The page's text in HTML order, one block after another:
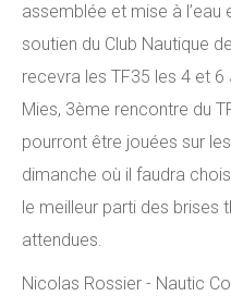
assemblée et mise à
soutien du Club Nautique
recevra les TF35 les 4 et 6
Mies, 3ème rencontre du
pourront être jouées sur
dimanche où il faudra
le meilleur parti des brises
attendues.
Nicolas Rossier - Nautic